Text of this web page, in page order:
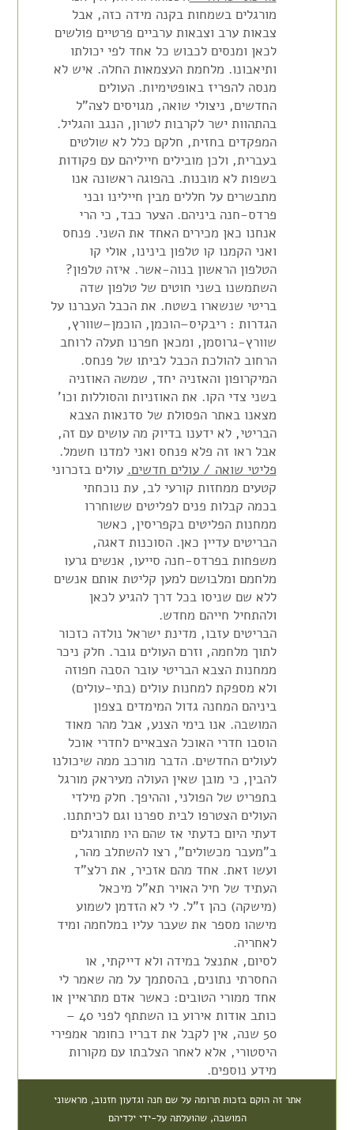
מורגלים בשמחות בקנה מידה כזה, אבל
צבאות ערב וצבאות ערביים פרטיים פולשים
לכאן ומנסים לכבוש כל אחד לפי יכולתו
ותיאבונו. מלחמת העצמאות החלה. איש לא
מנסה להפריז באופטימיות. העולים
החדשים, ניצולי שואה, מגויסים לצה"ל
בהתהוות ישר לקרבות לטרון, הנגב והגליל.
המפקדים בחזית, חלקם כלל לא שולטים
בעברית, ולכן מובילים חייליהם עם פקודות
בשפות לא מובנות. בהפוגה ראשונה אנו
מתבשרים על חללים מבין חיילינו ובני
פרדס-חנה ביניהם. הצער כבד, כי הרי
אנחנו כאן מכירים האחד את השני. פנחס
ואני הקמנו קו טלפון בינינו, אולי קו
הטלפון הראשון בנוה-אשר. איזה טלפון?
השתמשנו בשני חוטים של טלפון שדה
בריטי שנשארו בשטח. את הכבל העברנו על
הגדרות : ריבקיס–הוכמן, הוכמן–שוורץ,
שוורץ-גרוסמן, ומכאן חפרנו תעלה לרוחב
הרחוב להולכת הכבל לביתו של פנחס.
המיקרופון והאזניה יחד, שמשה האוזניה
בשני צדי הקו. את האוזניות והסוללות וכו'
מצאנו באתר הפסולת של סדנאות הצבא
הבריטי, לא ידענו בדיוק מה עושים עם זה,
אבל ראו זה פלא פנחס ואני למדנו חשמל.
פליטי שואה / עולים חדשים. עולים בזכרוני
קטעים ממחזות קורעי לב, עת נוכחתי
בכמה קבלות פנים לפליטים ששוחררו
ממחנות הפליטים בקפריסין, כאשר
הבריטים עדיין כאן. הסוכנות דאגה,
משפחות בפרדס-חנה סייעו, אנשים גרעו
מלחמם ומלבושם למען קליטת אותם אנשים
ללא שם שניסו בכל דרך להגיע לכאן
ולהתחיל חייהם מחדש.
הבריטים עזבו, מדינת ישראל נולדה כזכור
לתוך מלחמה, וזרם העולים גובר. חלק ניכר
ממחנות הצבא הבריטי עובר הסבה חפוזה
ולא מספקת למחנות עולים (בתי-עולים)
ביניהם המחנה גדול המימדים בצפון
המושבה. אנו בימי הצנע, אבל מהר מאוד
הוסבו חדרי האוכל הצבאיים לחדרי אוכל
לעולים החדשים. הדבר מורכב ממה שיכולנו
להבין, כי מובן שאין העולה מעיראק מורגל
בתפריט של הפולני, וההיפך. חלק מילדי
העולים הצטרפו לבית ספרנו וגם לכיתתנו.
דעתי היום כדעתי אז שהם היו מתורגלים
ב"מעבר מכשולים", רצו להשתלב מהר,
ועשו זאת. אחד מהם אזכיר, את רלצ"ד
העתיד של חיל האויר תא"ל מיכאל
(מישקה) כהן ז"ל. לי לא הזדמן לשמוע
מישהו מספר את שעבר עליו במלחמה ומיד
לאחריה.
לסיום, אתנצל במידה ולא דייקתי, או
החסרתי נתונים, בהסתמך על מה שאמר לי
אחד ממורי הטובים: כאשר אדם מתראיין או
כותב אודות אירוע בו השתתף לפני 40 –
50 שנה, אין לקבל את דבריו כחומר אמפירי
היסטורי, אלא לאחר הצלבתו עם מקורות
מידע נוספים.
אתר זה הוקם בזכות תרומה על שם חנה וגדעון חזנוב, מראשוני
המושבה, שהועלתה על-ידי ילדיהם